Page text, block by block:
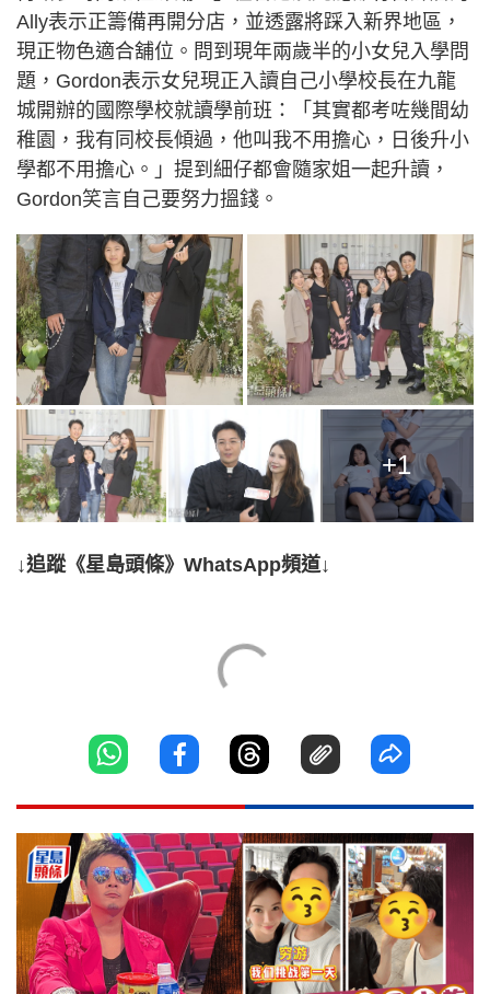
Ally表示正籌備再開分店，並透露將踩入新界地區，
現正物色適合舖位。問到現年兩歲半的小女兒入學問
題，Gordon表示女兒現正入讀自己小學校長在九龍
城開辦的國際學校就讀學前班：「其實都考咗幾間幼
稚園，我有同校長傾過，他叫我不用擔心，日後升小
學都不用擔心。」提到細仔都會隨家姐一起升讀，
Gordon笑言自己要努力搵錢。
+1
↓追蹤《星島頭條》WhatsApp頻道↓